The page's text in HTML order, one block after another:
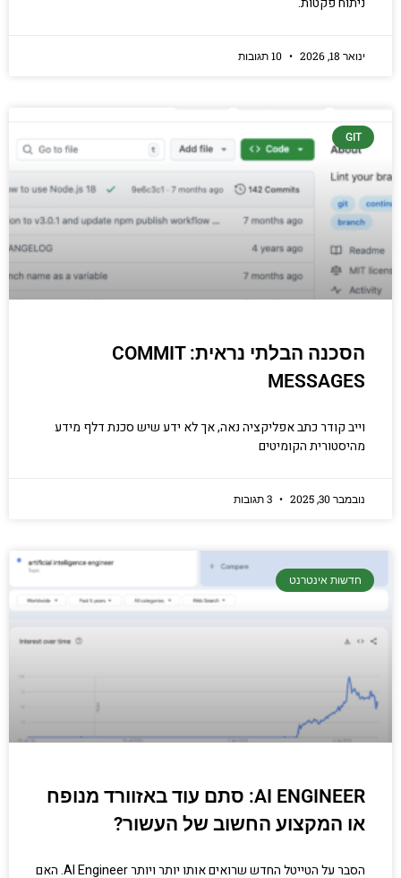
ינואר 18, 2026
GIT
הסכנה הבלתי נראית: COMMIT
MESSAGES
וייב קודר כתב אפליקציה נאה, אך לא ידע שיש סכנת דלף מידע
מהיסטורית הקומיטים
נובמבר 30, 2025
חדשות אינטרנט
AI ENGINEER: סתם עוד באזוורד מנופח
או המקצוע החשוב של העשור?
הסבר על הטייטל החדש שרואים אותו יותר ויותר AI Engineer. האם